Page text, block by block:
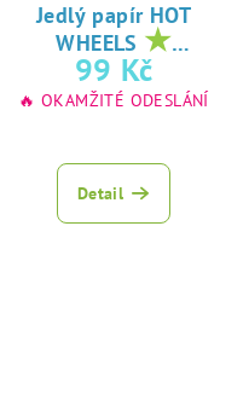
Jedlý papír HOT
WHEELS ★
oblíbený tisk na
jedlý papír
99 Kč
🔥 OKAMŽITÉ ODESLÁNÍ
Detail